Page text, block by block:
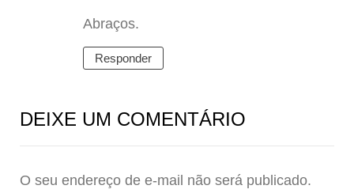
Abraços.
Responder
DEIXE UM COMENTÁRIO
O seu endereço de e-mail não será publicado.